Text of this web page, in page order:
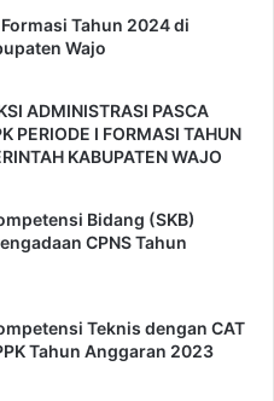
Tahun 2024 di
Wajo
ADMINISTRASI PASCA
PERIODE I FORMASI TAHUN
KABUPATEN WAJO
Bidang (SKB)
CPNS Tahun
Teknis dengan CAT
Tahun Anggaran 2023